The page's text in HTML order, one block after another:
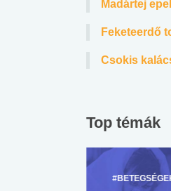
Madártej
Feketeerdő
Csokis
Top témák